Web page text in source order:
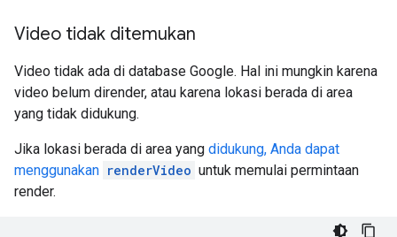
Video tidak ditemukan
Video tidak ada di database Google. Hal ini mungkin karena
video belum dirender, atau karena lokasi berada di area
yang tidak didukung.
Jika lokasi berada di area yang didukung, Anda dapat
menggunakan renderVideo untuk memulai permintaan
render.